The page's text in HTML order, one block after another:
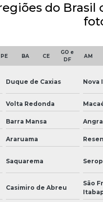
do
PE BA CE
GO e
DF
AM
Duque de Caxias Nova
Volta Redonda
Barra Mansa
Araruama
Saquarema
Casimiro de Abreu
São